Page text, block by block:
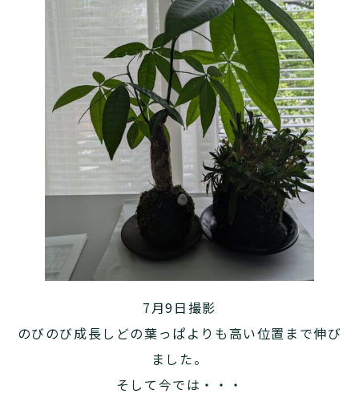
7月9日撮影
のびのび成長しどの葉っぱよりも高い位置まで伸び
ました。
そして今では・・・